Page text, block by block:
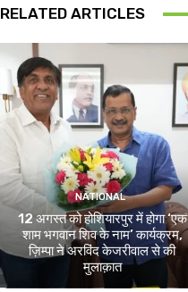
RELATED ARTICLES
NATIONAL
12 अगस्त को होशियारपुर में होगा ‘एक
शाम भगवान शिव के नाम’ कार्यक्रम,
ज़िम्पा ने अरविंद केजरीवाल से की
मुलाक़ात